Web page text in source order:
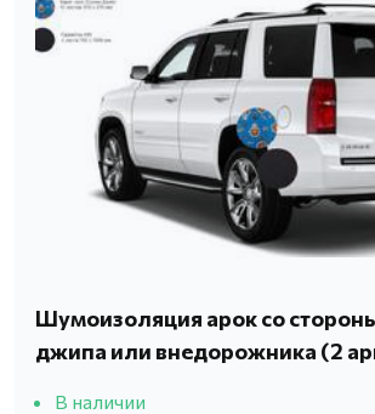
Шумоизоляция арок со
джипа или внедорожника (2
В наличии